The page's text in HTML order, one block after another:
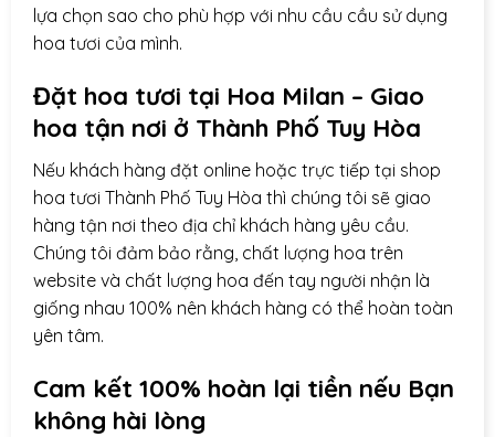
lựa chọn sao cho phù hợp với nhu cầu cầu sử dụng
hoa tươi của mình.
Đặt hoa tươi tại Hoa Milan – Giao
hoa tận nơi ở Thành Phố Tuy Hòa
Nếu khách hàng đặt online hoặc trực tiếp tại shop
hoa tươi Thành Phố Tuy Hòa thì chúng tôi sẽ giao
hàng tận nơi theo địa chỉ khách hàng yêu cầu.
Chúng tôi đảm bảo rằng, chất lượng hoa trên
website và chất lượng hoa đến tay người nhận là
giống nhau 100% nên khách hàng có thể hoàn toàn
yên tâm.
Cam kết 100% hoàn lại tiền nếu Bạn
không hài lòng